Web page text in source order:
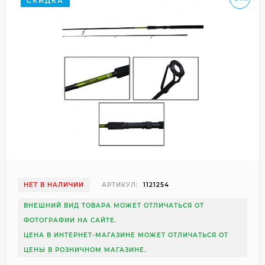
НЕТ В НАЛИЧИИ АРТИКУЛ: 1121254
ВНЕШНИЙ ВИД ТОВАРА МОЖЕТ ОТЛИЧАТЬСЯ ОТ
ФОТОГРАФИИ НА САЙТЕ.
ЦЕНА В ИНТЕРНЕТ-МАГАЗИНЕ МОЖЕТ ОТЛИЧАТЬСЯ ОТ
ЦЕНЫ В РОЗНИЧНОМ МАГАЗИНЕ.